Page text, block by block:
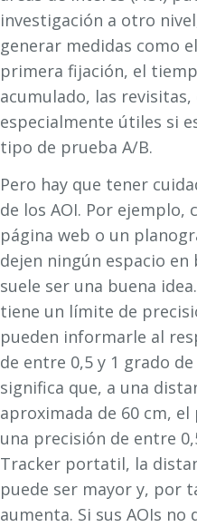
investigación a otro
generar medidas como
primera fijación, el
acumulado, las revisitas,
especialmente útiles si
tipo de prueba A/B.
Pero hay que tener
de los AOI. Por ejemplo,
página web o un
dejen ningún espacio en
suele ser una buena
tiene un límite de
pueden informarle al
de entre 0,5 y 1 grado
significa que, a una
aproximada de 60 cm,
una precisión de entre
Tracker portatil, la
puede ser mayor y, por
aumenta. Si sus AOIs no